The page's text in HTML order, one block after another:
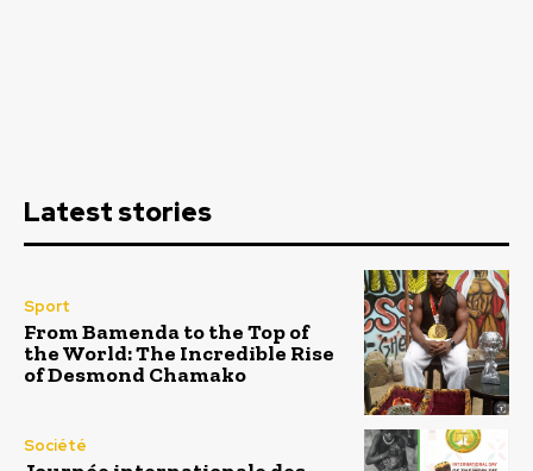
Latest stories
Sport
From Bamenda to the Top of
the World: The Incredible Rise
of Desmond Chamako
Société